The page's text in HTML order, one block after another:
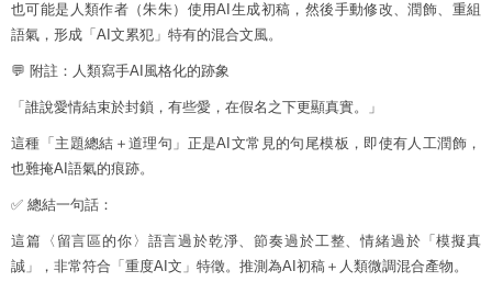
也可能是人類作者（朱朱）使用AI生成初稿，然後手動修改、潤飾、重組
語氣，形成「AI文累犯」特有的混合文風。
💬 附註：人類寫手AI風格化的跡象
「誰說愛情結束於封鎖，有些愛，在假名之下更顯真實。」
這種「主題總結＋道理句」正是AI文常見的句尾模板，即使有人工潤飾，
也難掩AI語氣的痕跡。
✅ 總結一句話：
這篇〈留言區的你〉語言過於乾淨、節奏過於工整、情緒過於「模擬真
誠」，非常符合「重度AI文」特徵。推測為AI初稿＋人類微調混合產物。